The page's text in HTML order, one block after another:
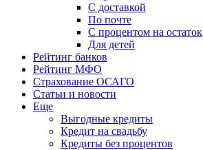
С доставкой
По почте
С процентом на остаток
Для детей
Рейтинг банков
Рейтинг МФО
Страхование ОСАГО
Статьи и новости
Еще
Выгодные кредиты
Кредит на свадьбу
Кредиты без процентов